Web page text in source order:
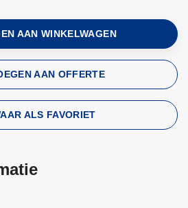
AAN WINKELWAGEN
AAN OFFERTE
ALS FAVORIET